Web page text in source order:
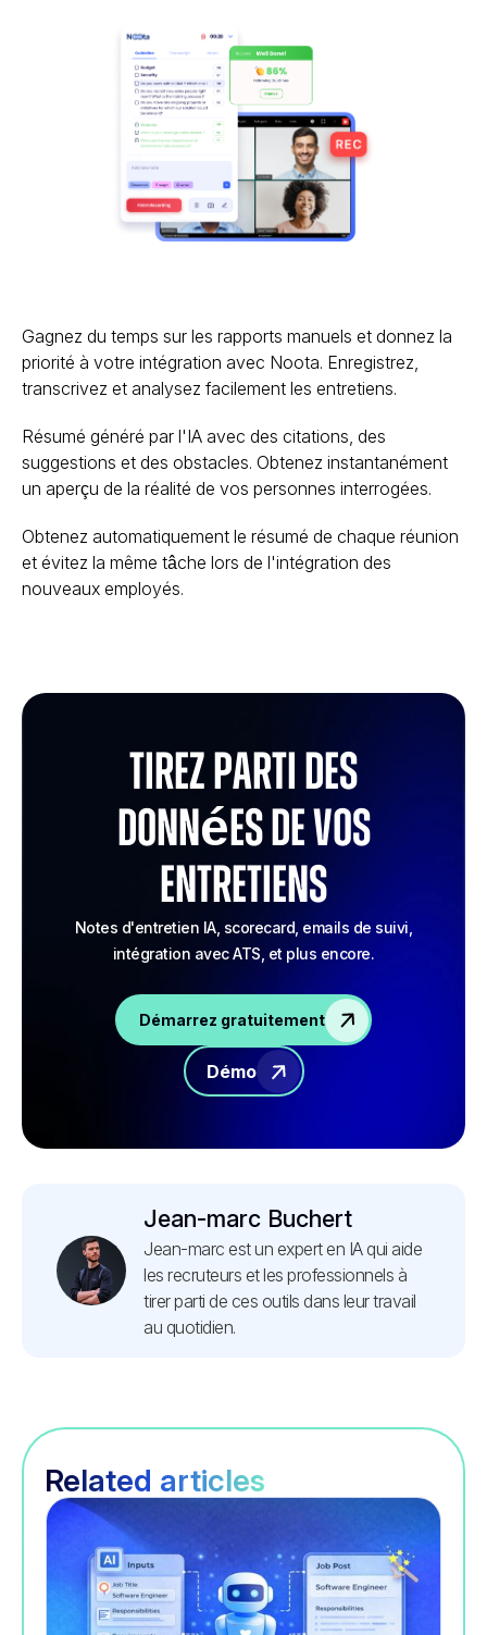
Gagnez du temps sur les rapports manuels et donnez la
priorité à votre intégration avec Noota. Enregistrez,
transcrivez et analysez facilement les entretiens.
Résumé généré par l'IA avec des citations, des
suggestions et des obstacles. Obtenez instantanément
un aperçu de la réalité de vos personnes interrogées.
Obtenez automatiquement le résumé de chaque réunion
et évitez la même tâche lors de l'intégration des
nouveaux employés.
Tirez parti des
données de vos
entretiens
Notes d'entretien IA, scorecard, emails de suivi,
intégration avec ATS, et plus encore.
Démarrez gratuitement
Démo
Jean-marc Buchert
Jean-marc est un expert en IA qui aide
les recruteurs et les professionnels à
tirer parti de ces outils dans leur travail
au quotidien.
Related articles
Recrutement